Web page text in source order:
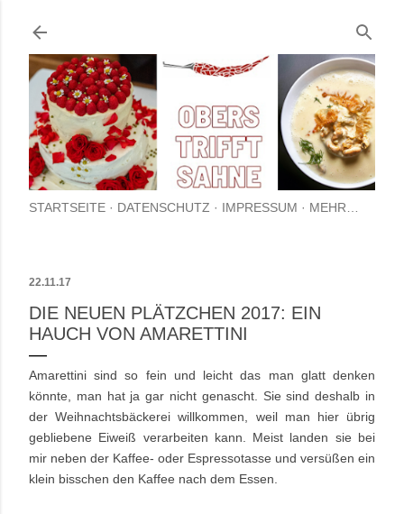
STARTSEITE DATENSCHUTZ IMPRESSUM MEHR…
22.11.17
DIE NEUEN PLÄTZCHEN 2017: EIN
HAUCH VON AMARETTINI
Amarettini sind so fein und leicht das man glatt denken
könnte, man hat ja gar nicht genascht. Sie sind deshalb in
der Weihnachtsbäckerei willkommen, weil man hier übrig
gebliebene Eiweiß verarbeiten kann. Meist landen sie bei
mir neben der Kaffee- oder Espressotasse und versüßen ein
klein bisschen den Kaffee nach dem Essen.